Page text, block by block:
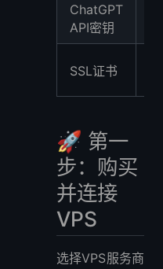
ChatGPT
API密钥
SSL证书
🚀 第一
步：购买
并连接
VPS
选择VPS服务商